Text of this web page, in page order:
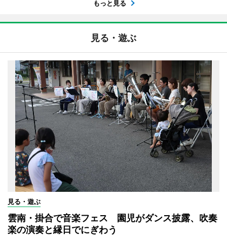
もっと見る
見る・遊ぶ
見る・遊ぶ
雲南・掛合で音楽フェス 園児がダンス披露、吹奏
楽の演奏と縁日でにぎわう